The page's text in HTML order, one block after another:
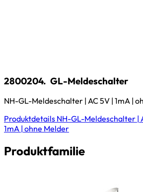
2800204. GL-Meldeschalter
NH-GL-Meldeschalter | AC 5V | 1mA |
Produktdetails NH-GL-Meldeschalter |
1mA | ohne Melder
Produktfamilie